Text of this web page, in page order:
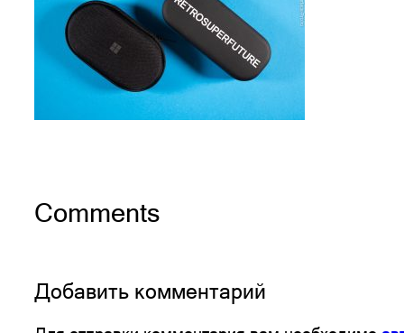
Comments
Добавить комментарий